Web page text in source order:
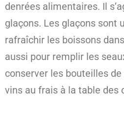
denrées alimentaires. Il
glaçons. Les glaçons sont
rafraîchir les boissons
aussi pour remplir les
conserver les bouteilles
vins au frais à la table des